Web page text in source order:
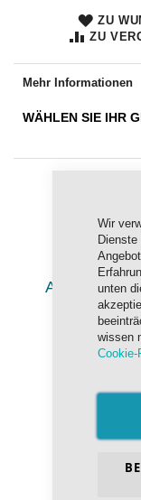
Wir
unten
wissen
Cookie-
ZU
ZU
Mehr Informationen
Mehr
ADDINOL
Bitte beachten: